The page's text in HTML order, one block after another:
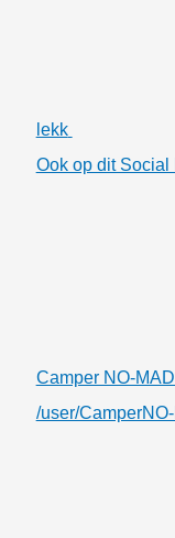
lekk
Ook op dit Social
Camper NO-
/user/